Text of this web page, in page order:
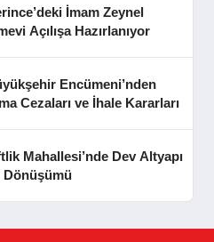
İmam Zeynel
Açılışa Hazırlanıyor
Encümeni’nden
Cezaları ve İhale Kararları
Mahallesi’nde Dev Altyapı
Dönüşümü